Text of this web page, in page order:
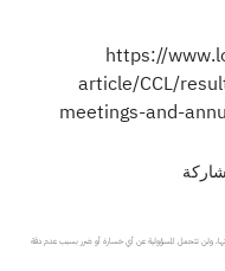
https://
article/CCL/
meetings-and-
ولن تتحمل المسؤولية عن أي خسارة أو ضرر بسبب عدم دقة